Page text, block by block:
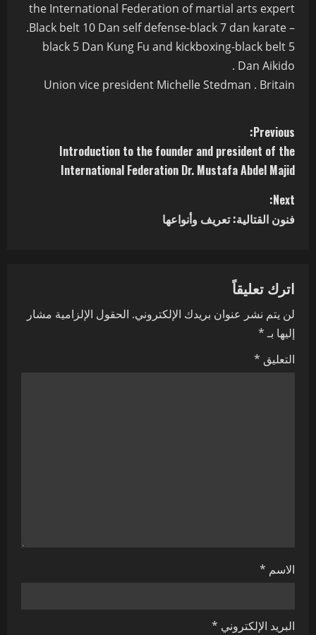
the International Federation of martial arts expert
.Black belt 10 Dan self defense-black 7 dan karate –
black 5 Dan Kung Fu and kickboxing-black belt 5
Dan Aikido .
Union vice president Michelle Stedman . Britain
Previous:
Introduction to the founder and president of the
International Federation Dr. Mustafa Abdel Majid
Next:
فنون القتالية: تعريف وأنواعها
اترك تعليقاً
لن يتم نشر عنوان بريدك الإلكتروني. الحقول الإلزامية مشار
إليها بـ*
التعليق *
الاسم *
البريد الإلكتروني *